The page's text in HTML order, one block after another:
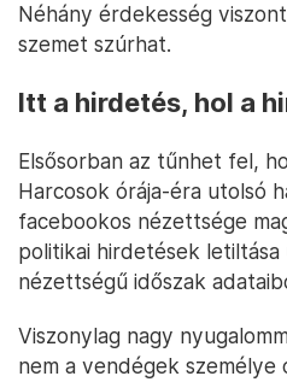
Néhány érdekesség
szemet szúrhat.
Itt a hirdetés, hol a
Elsősorban az tűnhet fel,
Harcosok órája-éra utolsó
facebookos nézettsége
politikai hirdetések
nézettségű időszak
Viszonylag nagy
nem a vendégek személye